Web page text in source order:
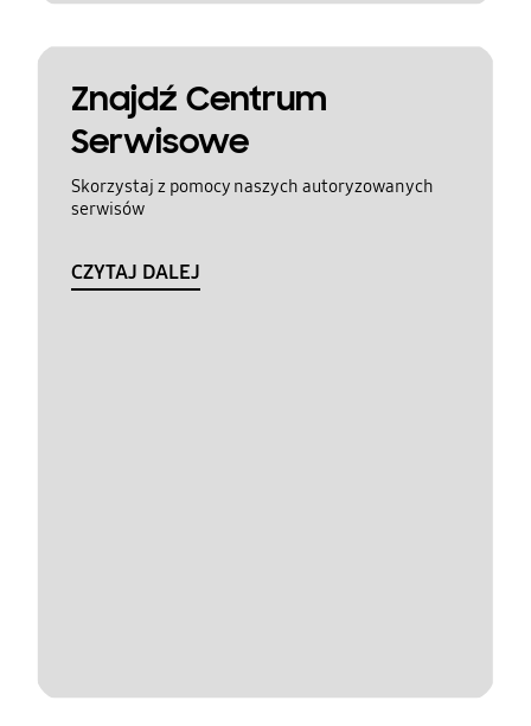
Znajdź Centrum
Serwisowe
Skorzystaj z pomocy naszych autoryzowanych
serwisów
CZYTAJ DALEJ